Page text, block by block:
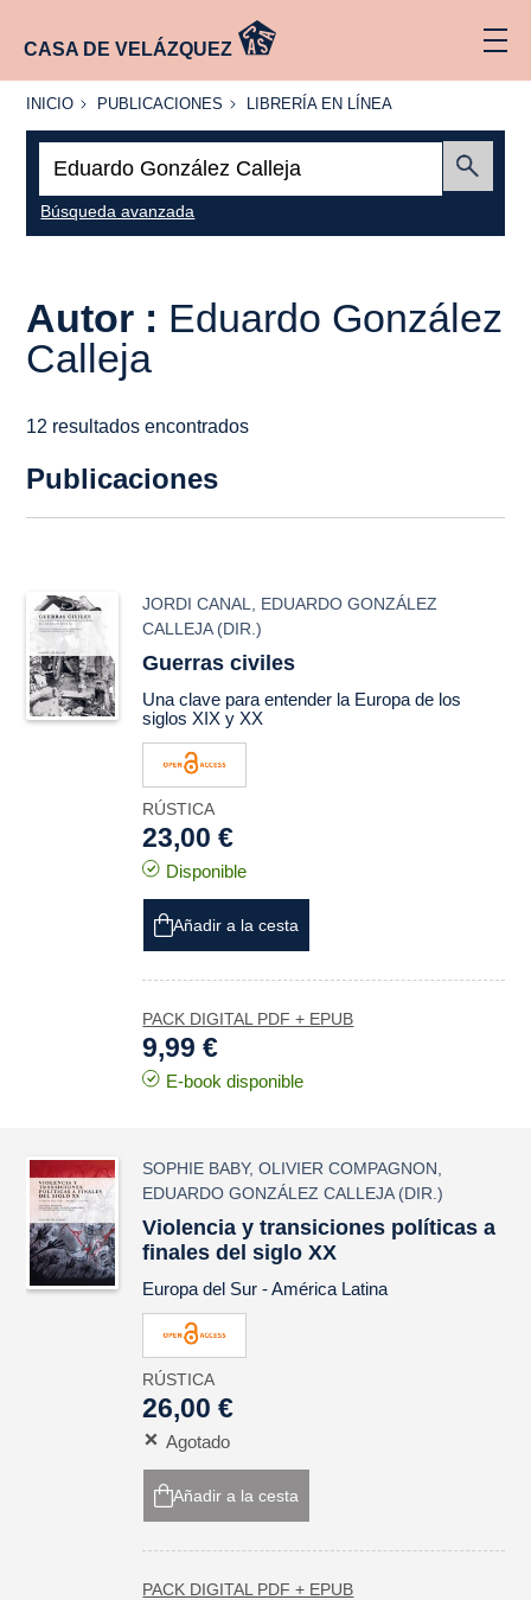
CASA DE VELÁZQUEZ
INICIO
INICIO PUBLICACIONES
PUBLICACIONES
LIBRERÍA
LÍNEA
LIBRERÍA EN LÍNEA
Búsqueda avanzada
Autor : Eduardo González
Calleja
12 resultados encontrados
Publicaciones
JORDI CANAL
EDUARDO GONZÁLEZ
CALLEJA(DIR.)
Guerras civiles
Una clave para entender la Europa de los
siglos XIX y XX
RÚSTICA
23,00 €
Disponible
Añadir a la cesta
PACK DIGITAL PDF + EPUB
9,99 €
E-book disponible
SOPHIE BABY,OLIVIER COMPAGNON
EDUARDO GONZÁLEZ CALLEJA(DIR.)
Violencia y transiciones políticas a
finales del siglo XX
Europa del Sur - América Latina
RÚSTICA
26,00 €
Agotado
Añadir a la cesta
PACK DIGITAL PDF + EPUB